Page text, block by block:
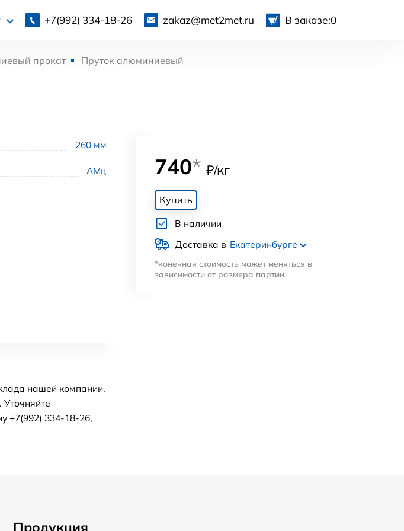
+7(992) 334-18-26 zakaz@met2met.ru В заказе:0
прокат
Пруток алюминиевый
260 мм
АМц 740* ₽/кг
Купить
В наличии
Доставка в Екатеринбурге
*конечная стоимость может меняться в
зависимости от размера партии.
нашей компании.
+7(992) 334-18-26,
Продукция